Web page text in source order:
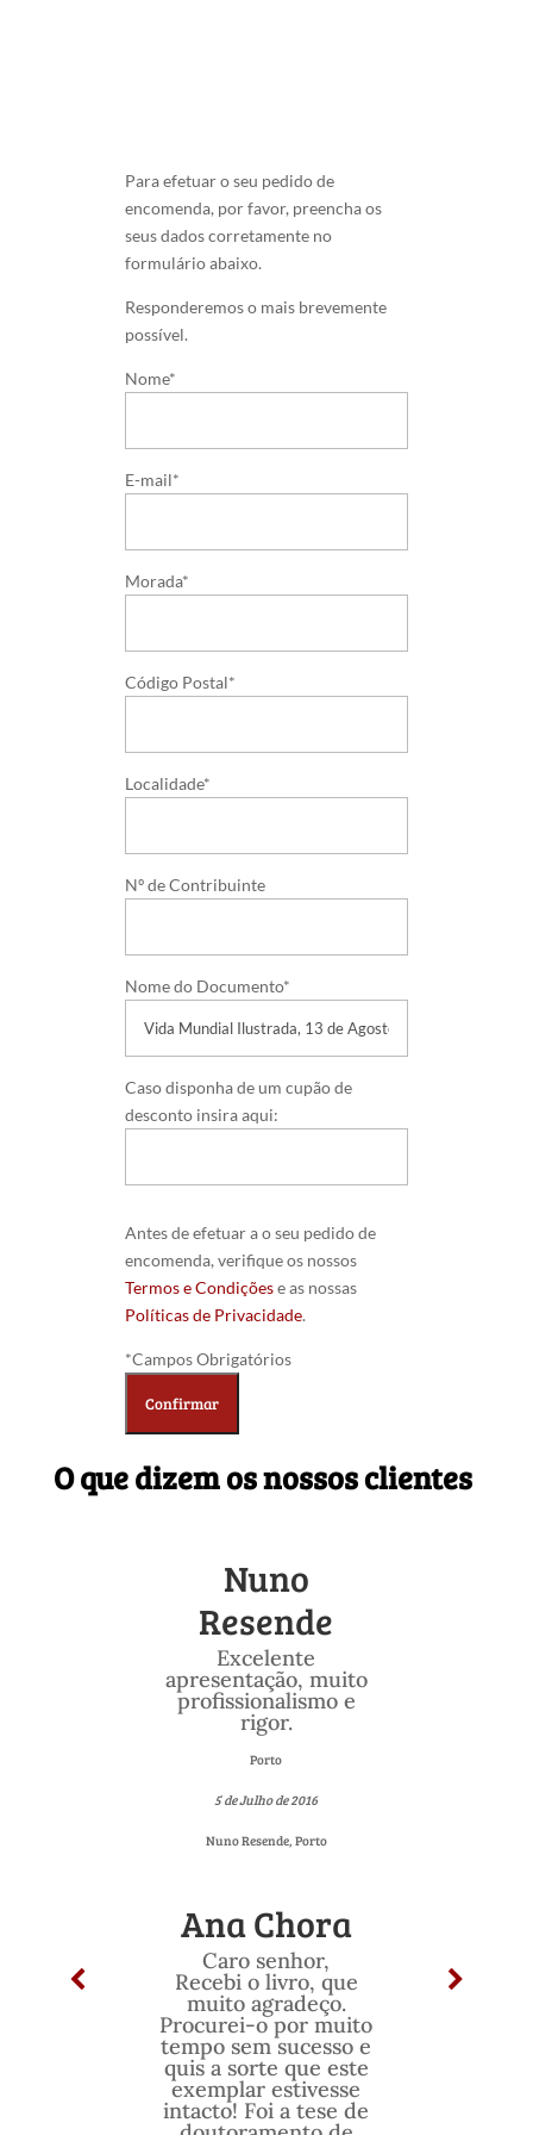
Para efetuar o seu pedido de
encomenda, por favor, preencha os
seus dados corretamente no
formulário abaixo.
Responderemos o mais brevemente
possível.
Nome*
E-mail*
Morada*
Código Postal*
Localidade*
Nº de Contribuinte
Nome do Documento*
Caso disponha de um cupão de
desconto insira aqui:
Antes de efetuar a o seu pedido de
encomenda, verifique os nossos
Termos e Condiçõese as nossas
Políticas de Privacidade.
*Campos Obrigatórios
O que dizem os nossos clientes
Nuno
Resende
Excelente
apresentação, muito
profissionalismo e
rigor.
Porto
5 de Julho de 2016
Nuno Resende, Porto
Ana Chora
Caro senhor,
Recebi o livro, que
muito agradeço.
Procurei-o por muito
tempo sem sucesso e
quis a sorte que este
exemplar estivesse
intacto! Foi a tese de